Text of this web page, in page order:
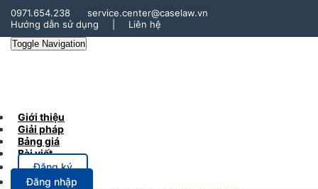
0971.654.238
service.center@caselaw.vn
Hướng dẫn sử dụng
Liên hệ
Toggle Navigation
Giới thiệu
Giải pháp
Bảng giá
Bài viết
Đăng ký
Đăng nhập